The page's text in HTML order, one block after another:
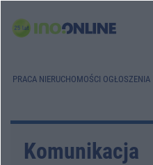
PRACA NIERUCHOMOŚCI OGŁOSZENIA
Komunikacja